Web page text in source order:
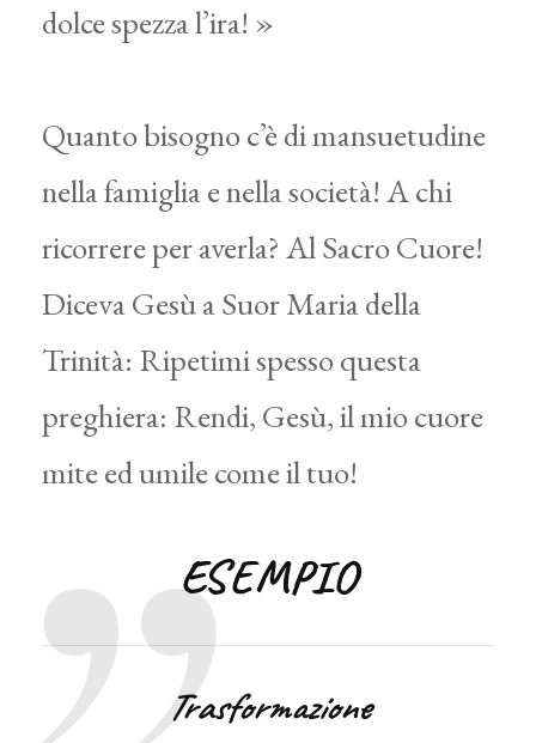
dolce spezza l’ira! »
Quanto bisogno c’è di mansuetudine
nella famiglia e nella società! A chi
ricorrere per averla? Al Sacro Cuore!
Diceva Gesù a Suor Maria della
Trinità: Ripetimi spesso questa
preghiera: Rendi, Gesù, il mio cuore
mite ed umile come il tuo!
ESEMPIO
Trasformazione